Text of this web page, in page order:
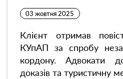
03 жовтня 2025
Клієнт отримав
КУпАП за спробу
кордону. Адвокати
доказів та туристичну